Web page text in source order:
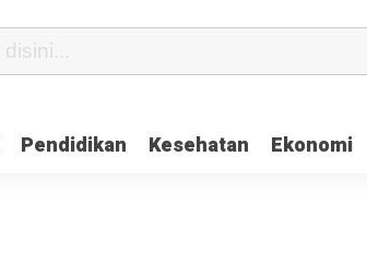
Pendidikan Kesehatan Ekonomi